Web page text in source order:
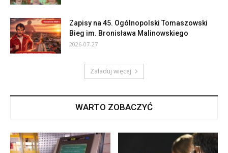
Zapisy na 45. Ogólnopolski Tomaszowski
Bieg im. Bronisława Malinowskiego
2026-07-27
Załaduj więcej
WARTO ZOBACZYĆ